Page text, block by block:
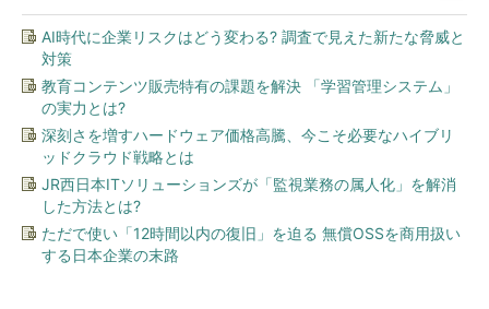
AI時代に企業リスクはどう変わる? 調査で見えた新たな脅威と
対策
教育コンテンツ販売特有の課題を解決 「学習管理システム」
の実力とは?
深刻さを増すハードウェア価格高騰、今こそ必要なハイブリ
ッドクラウド戦略とは
JR西日本ITソリューションズが「監視業務の属人化」を解消
した方法とは?
ただで使い「12時間以内の復旧」を迫る 無償OSSを商用扱い
する日本企業の末路